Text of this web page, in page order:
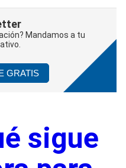
Mandamos a tu
GRATIS
sigue